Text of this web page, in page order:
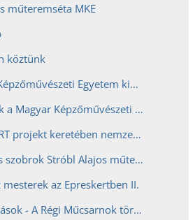
műteremséta MKE
köztünk
Magyar Képzőművészeti Egyetem kiállítása az Art Market Budapesten
Új szakok a Magyar Képzőművészeti Egyetemen
Az EU4ART projekt keretében nemzetközi művészeti kiállítás nyílik Drezdában
Rajzok és szobrok Stróbl Alajos műterméből
mesterek az Epreskertben II.
Térfoglalások - A Régi Műcsarnok történetei - Reprezentatív kiállítás a frissen restaurált Lotz-freskókkal a 150 éves Magyar Képzőművészeti Egyetemen